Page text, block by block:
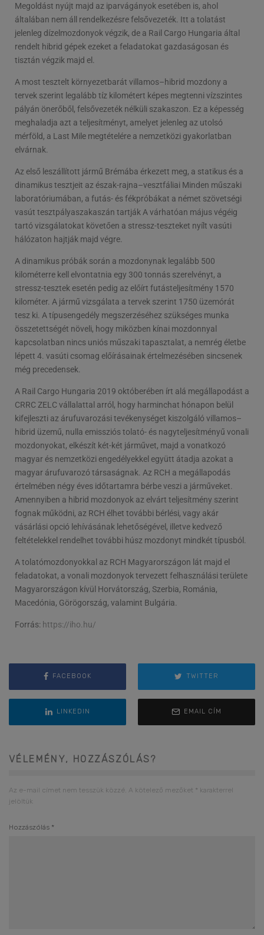
Megoldást nyújt majd az iparvágányok esetében is, ahol
általában nem áll rendelkezésre felsővezeték. Itt a tolatást
jelenleg dízelmozdonyok végzik, de a Rail Cargo Hungaria által
rendelt hibrid gépek ezeket a feladatokat gazdaságosan és
tisztán végzik majd el.
A most tesztelt környezetbarát villamos–hibrid mozdony a
tervek szerint legalább tíz kilométert képes megtenni vízszintes
pályán önerőből, felsővezeték nélküli szakaszon. Ez a képesség
meghaladja azt a teljesítményt, amelyet jelenleg az utolsó
mérföld, a Last Mile megtételére a nemzetközi gyakorlatban
elvárnak.
Az első leszállított jármű Brémába érkezett meg, a statikus és a
dinamikus tesztjeit az észak-rajna–vesztfáliai Minden műszaki
laboratóriumában, a futás- és fékpróbákat a német szövetségi
vasút tesztpályaszakaszán tartják A várhatóan május végéig
tartó vizsgálatokat követően a stressz-teszteket nyílt vasúti
hálózaton hajtják majd végre.
A dinamikus próbák során a mozdonynak legalább 500
kilométerre kell elvontatnia egy 300 tonnás szerelvényt, a
stressz-tesztek esetén pedig az előírt futásteljesítmény 1570
kilométer. A jármű vizsgálata a tervek szerint 1750 üzemórát
tesz ki. A típusengedély megszerzéséhez szükséges munka
összetettségét növeli, hogy miközben kínai mozdonnyal
kapcsolatban nincs uniós műszaki tapasztalat, a nemrég életbe
lépett 4. vasúti csomag előírásainak értelmezésében sincsenek
még precedensek.
A Rail Cargo Hungaria 2019 októberében írt alá megállapodást a
CRRC ZELC vállalattal arról, hogy harminchat hónapon belül
kifejleszti az árufuvarozási tevékenységet kiszolgáló villamos–
hibrid üzemű, nulla emissziós tolató- és nagyteljesítményű vonali
mozdonyokat, elkészít két-két járművet, majd a vonatkozó
magyar és nemzetközi engedélyekkel együtt átadja azokat a
magyar árufuvarozó társaságnak. Az RCH a megállapodás
értelmében négy éves időtartamra bérbe veszi a járműveket.
Amennyiben a hibrid mozdonyok az elvárt teljesítmény szerint
fognak működni, az RCH élhet további bérlési, vagy akár
vásárlási opció lehívásának lehetőségével, illetve kedvező
feltételekkel rendelhet további húsz mozdonyt mindkét típusból.
A tolatómozdonyokkal az RCH Magyarországon lát majd el
feladatokat, a vonali mozdonyok tervezett felhasználási területe
Magyarországon kívül Horvátország, Szerbia, Románia,
Macedónia, Görögország, valamint Bulgária.
Forrás: https://iho.hu/
FACEBOOK TWITTER
LINKEDIN EMAIL CÍM
VÉLEMÉNY, HOZZÁSZÓLÁS?
Az e-mail címet nem tesszük közzé. A kötelező mezőket * karakterrel
jelöltük
Hozzászólás *